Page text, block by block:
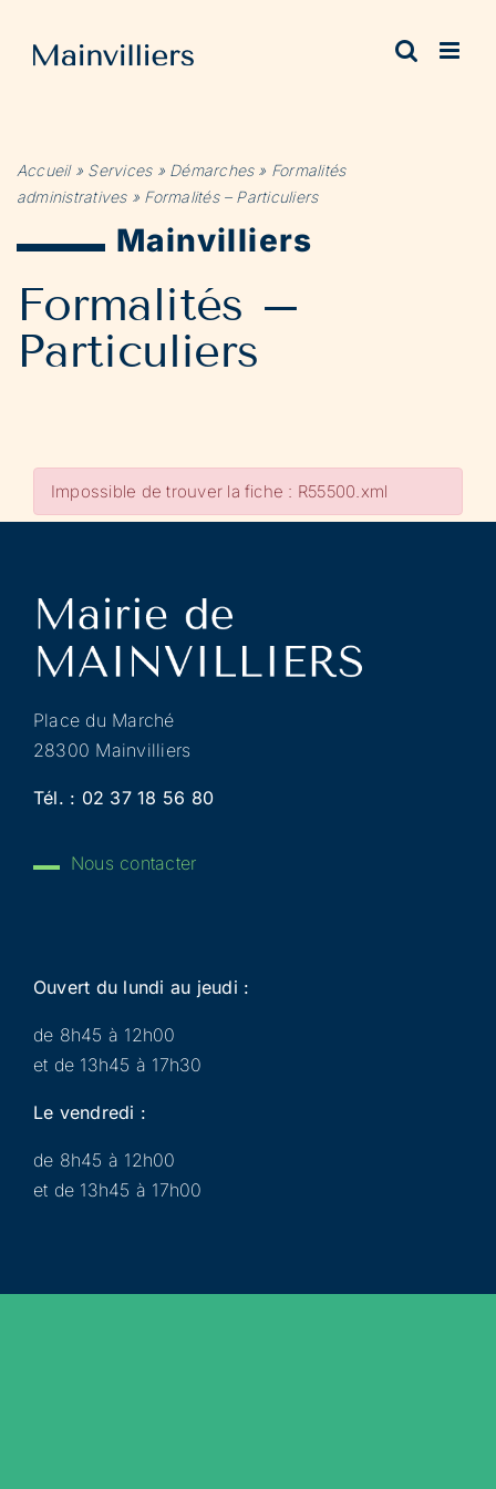
contenu
Accueil» Services» Démarches» Formalités
administratives» Formalités – Particuliers
Mainvilliers
Formalités –
Particuliers
Impossible de trouver la fiche : R55500.xml
Place du Marché
28300 Mainvilliers
Tél. : 02 37 18 56 80
Nous contacter
Ouvert du lundi au jeudi :
de 8h45 à 12h00
et de 13h45 à 17h30
Le vendredi :
de 8h45 à 12h00
et de 13h45 à 17h00